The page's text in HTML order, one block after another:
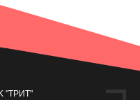
"ТРИТ"